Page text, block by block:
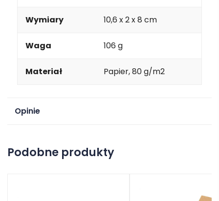
Wymiary 10,6 x 2 x 8 cm
Waga 106 g
Materiał Papier, 80 g/m2
Opinie
Podobne produkty